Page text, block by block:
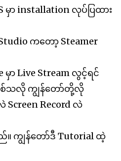
မှာ installation လုပ်ပြထား
ကတော့ Steamer
မှာ Live Stream လွင့်ရင်
စ်သလို ကျွန်တော်တို့လို
Record လဲ
။ ကျွန်တော်ဒီ Tutorial ထဲ့